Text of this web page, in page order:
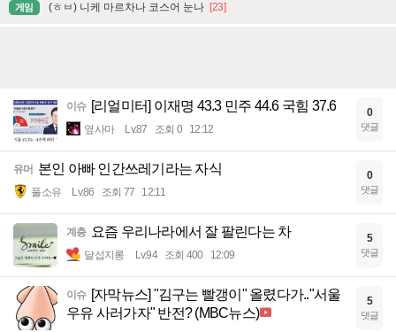
게임 (ㅎㅂ) 니케 마르차나 코스어 눈나 [23]
이슈 [리얼미터] 이재명 43.3 민주 44.6 국힘 37.6
옆사마 Lv.87 조회 0 12:12
0
댓글
유머 본인 아빠 인간쓰레기라는 자식
풀소유 Lv.86 조회 77 12:11
0
댓글
계층 요즘 우리나라에서 잘 팔린다는 차
달섭지롱 Lv.94 조회 400 12:09
5
댓글
이슈 [자막뉴스] "김구는 빨갱이" 올렸다가.."서울
우유 사러가자" 반전? (MBC뉴스)
5
댓글